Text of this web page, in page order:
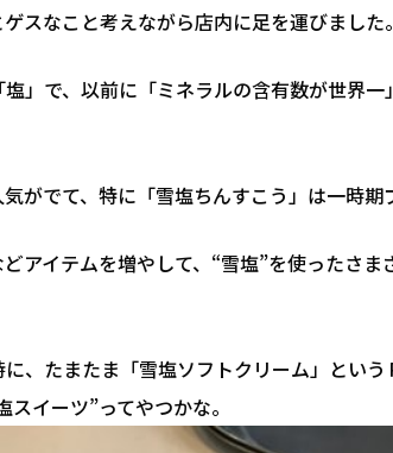
なこと考えながら店内に足を運びました。
」で、以前に「ミネラルの含有数が世界一
がでて、特に「雪塩ちんすこう」は一時期
アイテムを増やして、“雪塩”を使ったさま
、たまたま「雪塩ソフトクリーム」とい
イーツ”ってやつかな。